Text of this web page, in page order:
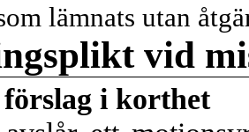
lämnats utan
vid
i korthet